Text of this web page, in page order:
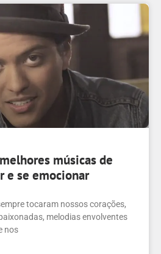
músicas de
e se emocionar
tocaram nossos corações,
melodias envolventes
nos